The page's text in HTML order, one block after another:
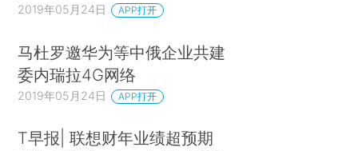
2019年05月24日 APP打开
马杜罗邀华为等中俄企业共建
委内瑞拉4G网络
2019年05月24日 APP打开
T早报| 联想财年业绩超预期